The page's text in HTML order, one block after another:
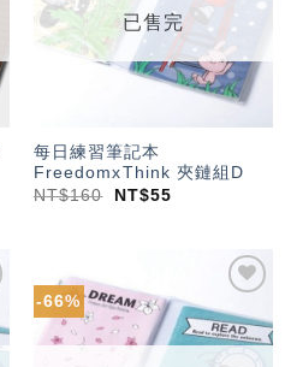
已售完
每日練習筆記本
FreedomxThink 夾鏈組D
NT$160 NT$55
-66%
加入
「願
望輕